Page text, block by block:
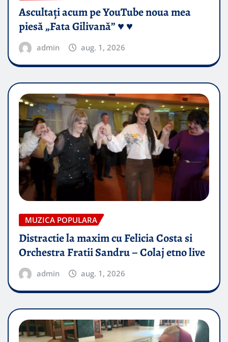
Ascultați acum pe YouTube noua mea
piesă „Fata Gilivană” ♥️ ♥️
admin aug. 1, 2026
MUZICA POPULARA
Distractie la maxim cu Felicia Costa si
Orchestra Fratii Sandru – Colaj etno live
admin aug. 1, 2026